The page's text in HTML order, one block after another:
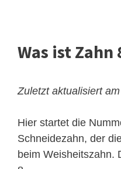
Was ist Zahn
Zuletzt aktualisiert
Hier startet die
Schneidezahn, der
beim Weisheitszahn.